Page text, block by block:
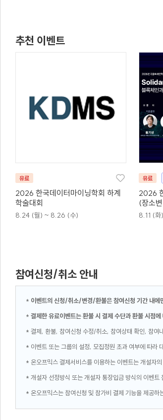
추천 이벤트
유료
2026 한국데이터마이닝학회 하계
학술대회
8.24 (월) ~ 8.26 (수)
유료
2026
(장소
호)
8.11 (화)
참여신청/취소 안내
* 이벤트의 신청/취소/변경/환불은 참여신청 기간 내에
* 결제한 유료이벤트는 환불 시 결제 수단과 환불 시점
* 결제, 환불, 참여신청 수정/취소, 참여상태 확인, 참여
* 이벤트 또는 그룹의 설정, 모집정원 초과 여부에 따라
* 온오프믹스 결제서비스를 이용하는 이벤트는 개설자
* 개설자 선정방식 또는 개설자 통장입금 방식의 이벤트
* 온오프믹스는 참여신청 및 참가비 결제 기능을 제공